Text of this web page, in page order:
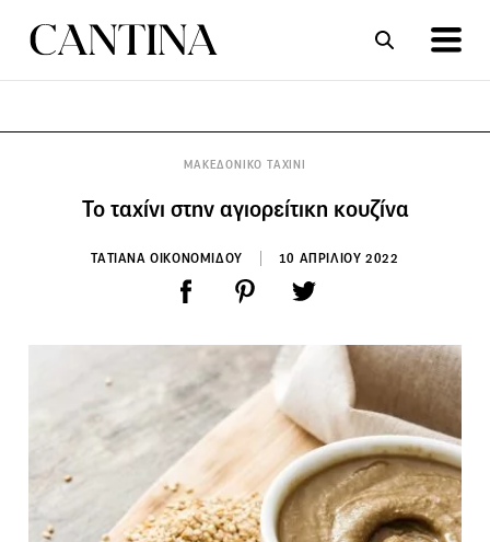
ΜΑΚΕΔΟΝΙΚΟ ΤΑΧΙΝΙ
Το ταχίνι στην αγιορείτικη κουζίνα
ΤΑΤΙΑΝΑ ΟΙΚΟΝΟΜΙΔΟΥ 10 ΑΠΡΙΛΙΟΥ 2022